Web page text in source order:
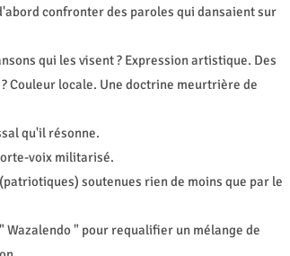
confronter des paroles qui dansaient sur
qui les visent ? Expression artistique. Des
Couleur locale. Une doctrine meurtrière de
qu'il résonne.
voix militarisé.
soutenues rien de moins que par le
" pour requalifier un mélange de